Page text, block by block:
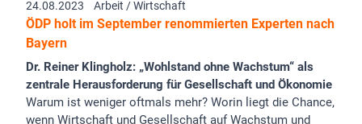
24.08.2023
Arbeit / Wirtschaft
ÖDP holt im September renommierten Experten nach
Bayern
Dr. Reiner Klingholz: „Wohlstand ohne Wachstum“ als
zentrale Herausforderung für Gesellschaft und Ökonomie
Warum ist weniger oftmals mehr? Worin liegt die Chance,
wenn Wirtschaft und Gesellschaft auf Wachstum und